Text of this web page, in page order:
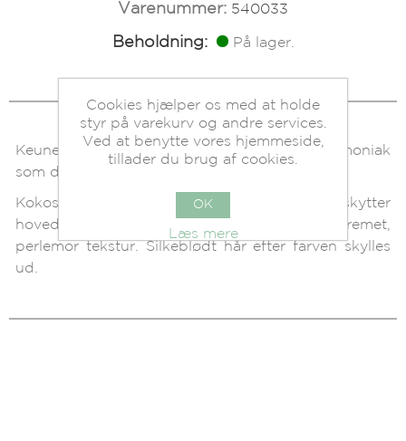
Varenummer: 540033
Beholdning: På lager.
Keune Semi farve er en skyllefarve uden ammoniak
som dækker op til 70% grå hår.
Kokosnød oliebaseret creme, som beskytter
hovedbunden. Samtidig giver den en cremet,
perlemor tekstur. Silkeblødt hår efter farven skylles
ud.
Cookies hjælper os med at holde
styr på varekurv og andre services.
Ved at benytte vores hjemmeside,
tillader du brug af cookies.
OK
Læs mere